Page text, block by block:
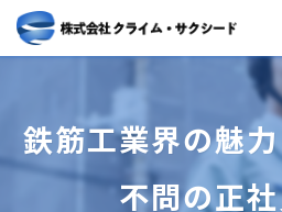
鉄筋工業界の魅
不問の正